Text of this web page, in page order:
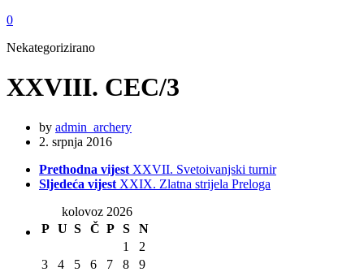
0
Nekategorizirano
XXVIII. CEC/3
by admin_archery
2. srpnja 2016
Prethodna vijest XXVII. Svetoivanjski turnir
Sljedeća vijest XXIX. Zlatna strijela Preloga
kolovoz 2026
P U S Č P S
N
1
2
3
4 5 6 7 8
9